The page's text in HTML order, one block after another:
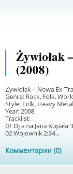
Żywiołak
(2008)
Żywiołak – Nowa Ex-
Genre: Rock, Folk,
Style: Folk, Heavy Metal
Year: 2008
Tracklist:
01 Oj a na Jana Kupała
02 Wojownik 2:34...
Комментарии (0)